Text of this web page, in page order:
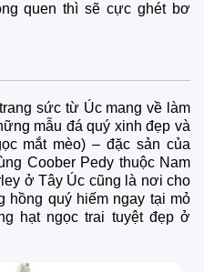
quen thì sẽ cực ghét bơ
sức từ Úc mang về làm
mẫu đá quý xinh đẹp và
mắt mèo) – đặc sản của
Coober Pedy thuộc Nam
ở Tây Úc cũng là nơi cho
quý hiếm ngay tại mỏ
hạt ngọc trai tuyệt đẹp ở